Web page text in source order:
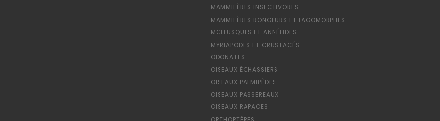
MAMMIFÈRES INSECTIVORES
MAMMIFÈRES RONGEURS ET LAGOMORPHES
MOLLUSQUES ET ANNÉLIDES
MYRIAPODES ET CRUSTACÉS
ODONATES
OISEAUX ÉCHASSIERS
OISEAUX PALMIPÈDES
OISEAUX PASSEREAUX
OISEAUX RAPACES